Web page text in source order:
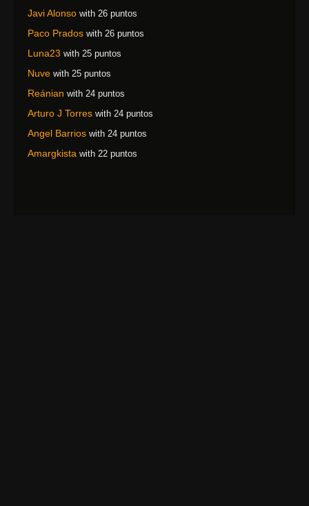
Javi Alonso with 26 puntos
Paco Prados with 26 puntos
Luna23 with 25 puntos
Nuve with 25 puntos
Reánian with 24 puntos
Arturo J Torres with 24 puntos
Angel Barrios with 24 puntos
Amargkista with 22 puntos